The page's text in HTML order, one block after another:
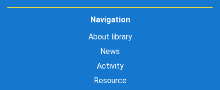
Navigation
About library
News
Activity
Resource